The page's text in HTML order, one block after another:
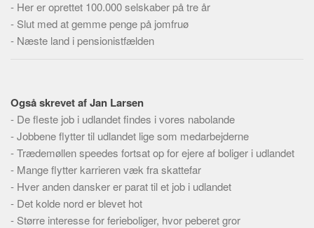
Alle
Meta
Skribenter
Personer
Steder
Kilder
Om
- Her er oprettet 100.000 selskaber på tre år
- Slut med at gemme penge på jomfruø
- Næste land i pensionistfælden
Også skrevet af Jan Larsen
- De fleste job i udlandet findes i vores nabolande
-Jobbene flytter til udlandet lige som medarbejderne
-Trædemøllen speedes fortsat op for ejere af boliger i udlandet
- Mange flytter karrieren væk fra skattefar
- Hver anden dansker er parat til et job i udlandet
- Det kolde nord er blevet hot
- Større interesse for ferieboliger, hvor peberet gror